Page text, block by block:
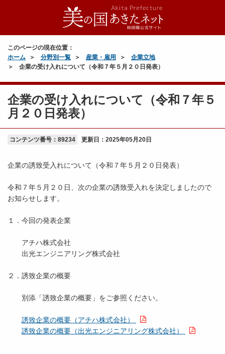
このページの現在位置：
ホーム
分野別一覧 産業・雇用
企業立地
企業の受け入れについて（令和７年５月２０日発表）
企業の受け入れについて（令和７年５
月２０日発表）
コンテンツ番号：89234 更新日： 2025年05月20日
企業の誘致受入れについて（令和７年５月２０日発表）
令和７年５月２０日、次の企業の誘致受入れを決定しましたので
お知らせします。
１．今回の発表企業
アチハ株式会社
出光エンジニアリング株式会社
２．誘致企業の概要
別添「誘致企業の概要」をご参照ください。
誘致企業の概要（アチハ株式会社）
誘致企業の概要（出光エンジニアリング株式会社）